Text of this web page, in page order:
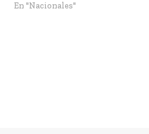
En "Nacionales"